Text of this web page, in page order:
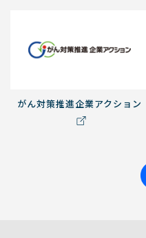
がん対策推進企業アクション